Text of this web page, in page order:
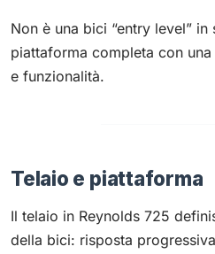
Non è una bici “entry level”
piattaforma completa con
e funzionalità.
Telaio e piattaforma
Il telaio in Reynolds 725
della bici: risposta